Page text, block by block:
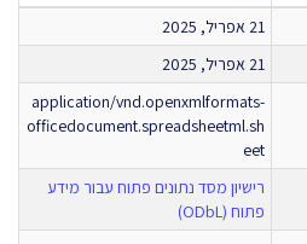
21 אפריל, 2025
21 אפריל, 2025
application/vnd.openxmlformats-
officedocument.spreadsheetml.sh
eet
רישיון מסד נתונים פתוח עבור מידע
פתוח (ODbL)